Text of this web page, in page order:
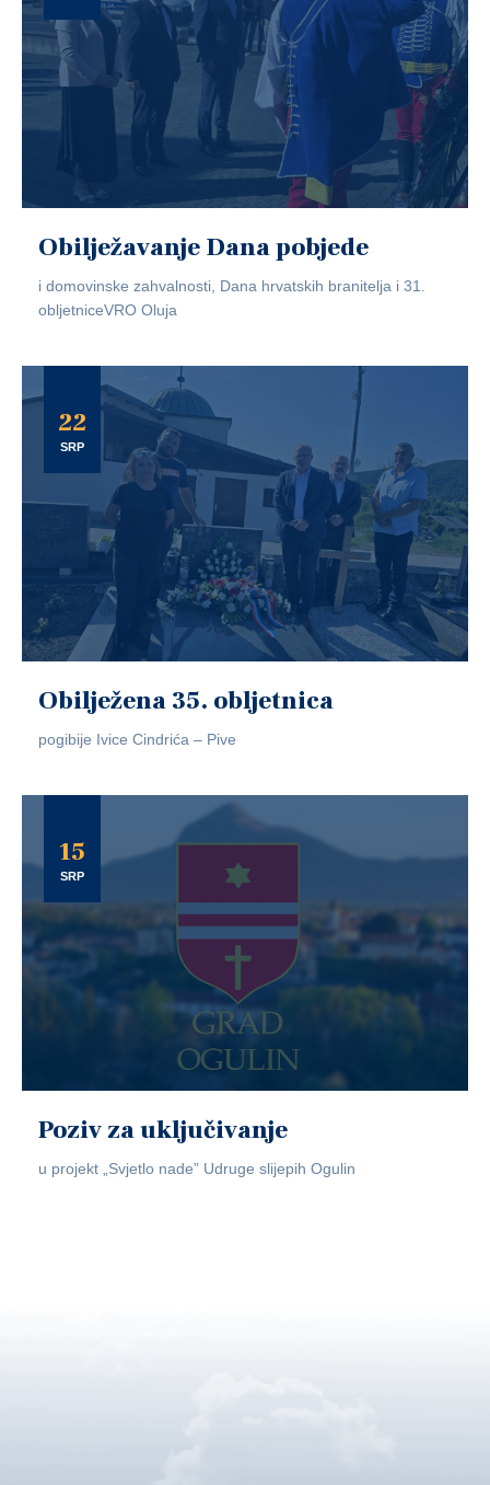
Obilježavanje Dana pobjede
i domovinske zahvalnosti, Dana hrvatskih branitelja i 31.
obljetniceVRO Oluja
22
SRP
Obilježena 35. obljetnica
pogibije Ivice Cindrića – Pive
15
SRP
Poziv za uključivanje
u projekt „Svjetlo nade” Udruge slijepih Ogulin